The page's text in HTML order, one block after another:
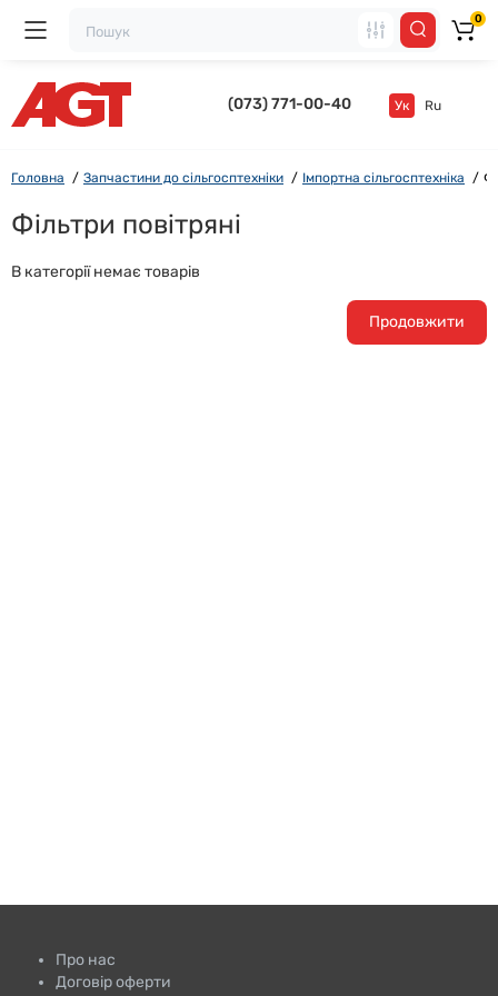
(073) 771-00-40 Ук Ru
0
Головна Запчастини до сільгосптехніки Імпортна сільгосптехніка
Фільтри повітряні
В категорії немає товарів
Продовжити
Про нас
Договір оферти